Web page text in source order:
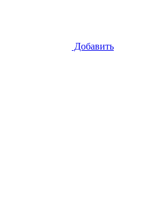
Добавить